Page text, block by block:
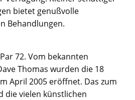
bietet genußvolle
Behandlungen.
72. Vom bekannten
Thomas wurden die 18
April 2005 eröffnet. Das zum
die vielen künstlichen